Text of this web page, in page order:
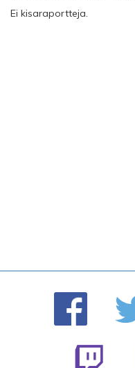
Ei kisaraportteja.